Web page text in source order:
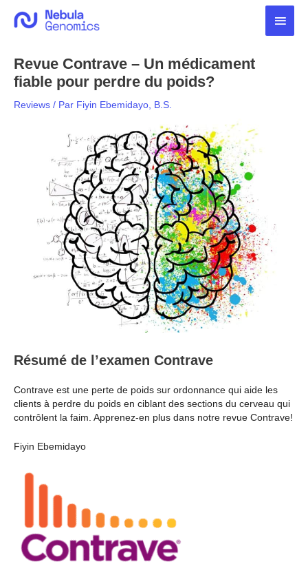
Revue Contrave – Un médicament
fiable pour perdre du poids?
Reviews / Par Fiyin Ebemidayo, B.S.
Résumé de l’examen Contrave
Contrave est une perte de poids sur ordonnance qui aide les
clients à perdre du poids en ciblant des sections du cerveau qui
contrôlent la faim. Apprenez-en plus dans notre revue Contrave!
Fiyin Ebemidayo